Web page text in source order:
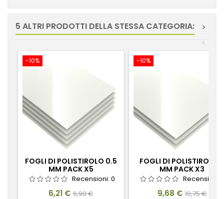
5 ALTRI PRODOTTI DELLA STESSA CATEGORIA:
>
<
-10%
FOGLI DI POLISTIROLO 0.5
MM PACK X5
Recensioni: 0
Prezzo
6,21 € Prezzo
6,90 €
-10%
FOGLI DI POLISTIROLO 2
MM PACK X3
Recensioni:
Prezzo
9,68 € Prezzo
10,75 €